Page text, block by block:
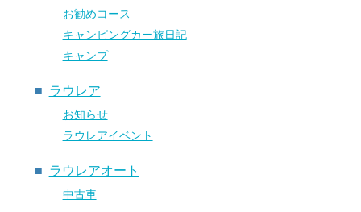
お勧めコース
キャンピングカー旅日記
キャンプ
ラウレア
お知らせ
ラウレアイベント
ラウレアオート
中古車